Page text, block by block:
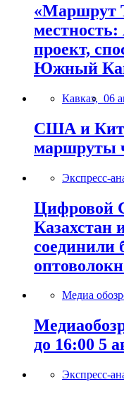
«Маршрут
проект,
Южный
Кавказ, 06
США и
маршруты
Экспресс-
Цифровой
Казахстан
соединили
Медиа
до 16:00 5
Экспресс-